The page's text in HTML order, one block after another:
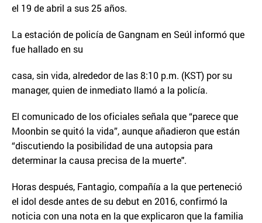
el 19 de abril a sus 25 años.
La estación de policía de Gangnam en Seúl informó que
fue hallado en su
casa, sin vida, alrededor de las 8:10 p.m. (KST) por su
manager, quien de inmediato llamó a la policía.
El comunicado de los oficiales señala que “parece que
Moonbin se quitó la vida”, aunque añadieron que están
“discutiendo la posibilidad de una autopsia para
determinar la causa precisa de la muerte".
Horas después, Fantagio, compañía a la que perteneció
el idol desde antes de su debut en 2016, confirmó la
noticia con una nota en la que explicaron que la familia